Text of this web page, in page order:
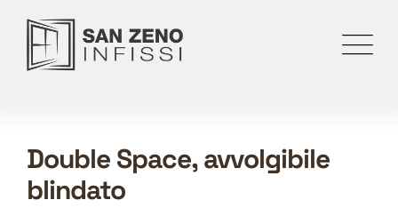
Double Space, avvolgibile
blindato